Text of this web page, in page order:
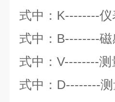
式中： K--------仪
式中： B--------磁
式中： V--------测
式中： D--------